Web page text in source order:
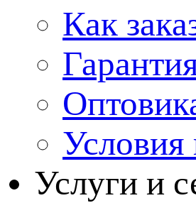
Как
Условия
Услуги и